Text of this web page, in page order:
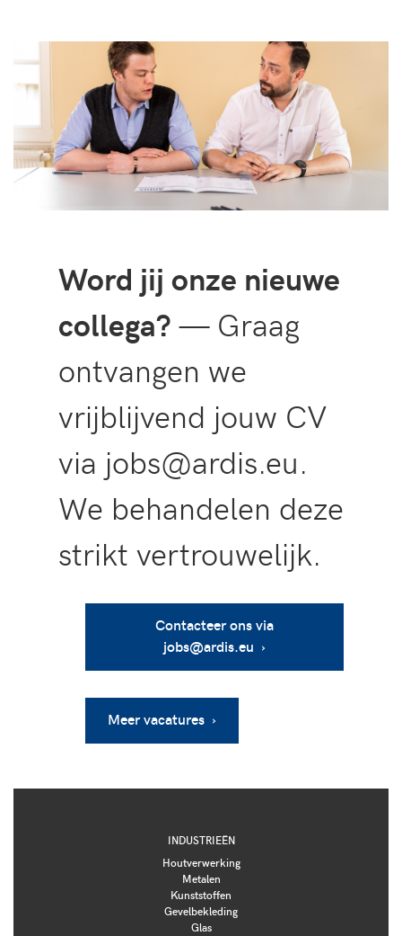
Word jij onze nieuwe
collega?— Graag
ontvangen we
vrijblijvend jouw CV
via jobs@ardis.eu.
We behandelen deze
strikt vertrouwelijk.
Contacteer ons via
jobs@ardis.eu ›
Meer vacatures ›
INDUSTRIEËN
Houtverwerking
Metalen
Kunststoffen
Gevelbekleding
Glas